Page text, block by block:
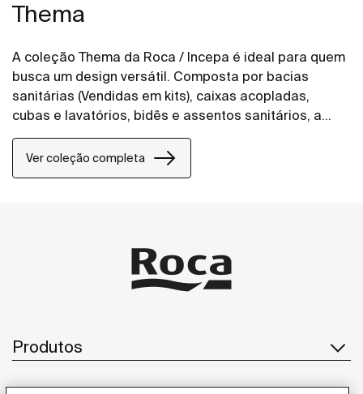
Thema
A coleção Thema da Roca / Incepa é ideal para quem
busca um design versátil. Composta por bacias
sanitárias (Vendidas em kits), caixas acopladas,
cubas e lavatórios, bidês e assentos sanitários, a
coleção é ideal para quem busca atemporalidade.
Ver coleção completa
Produtos